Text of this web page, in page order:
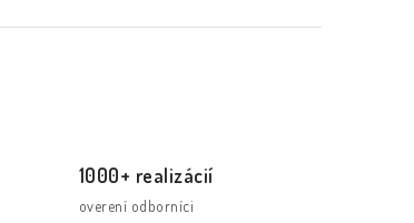
1000+ realizácií
overení odborníci